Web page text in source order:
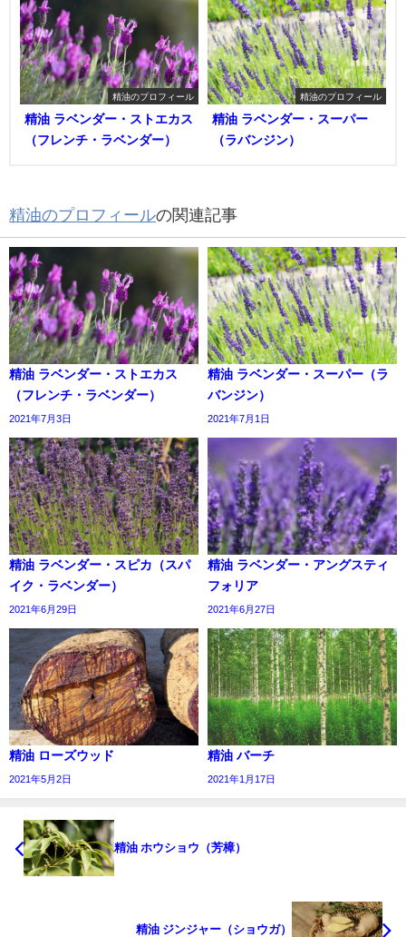
精油のプロフィール
精油 ラベンダー・ストエカス
（フレンチ・ラベンダー）
精油のプロフィール
精油 ラベンダー・スーパー
（ラバンジン）
精油のプロフィールの関連記事
精油 ラベンダー・ストエカス
（フレンチ・ラベンダー）
2021年7月3日
精油 ラベンダー・スーパー（ラ
バンジン）
2021年7月1日
精油 ラベンダー・スピカ（スパ
イク・ラベンダー）
2021年6月29日
精油 ラベンダー・アングスティ
フォリア
2021年6月27日
精油 ローズウッド
2021年5月2日
精油 バーチ
2021年1月17日
精油 ホウショウ（芳樟）
精油 ジンジャー（ショウガ）